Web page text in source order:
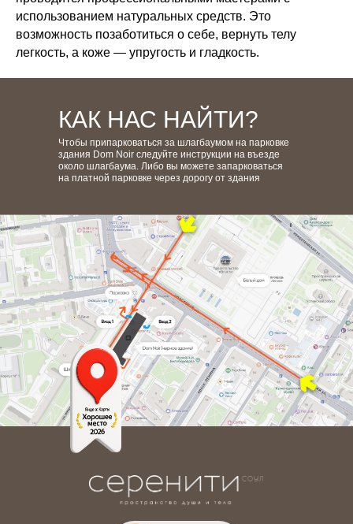
записаться
онлайн
использованием натуральных средств. Это
возможность позаботиться о себе, вернуть телу
легкость, а коже — упругость и гладкость.
КАК НАС НАЙТИ?
Чтобы припарковаться за шлагбаумом на парковке
здания Dom Noir следуйте инструкции на въезде
около шлагбаума. Либо вы можете запарковаться
на платной парковке через дорогу от здания